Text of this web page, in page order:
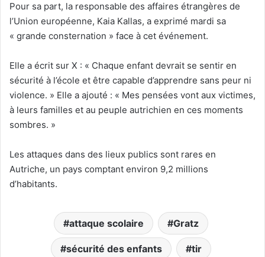
Pour sa part, la responsable des affaires étrangères de
l’Union européenne, Kaia Kallas, a exprimé mardi sa
« grande consternation » face à cet événement.
Elle a écrit sur X : « Chaque enfant devrait se sentir en
sécurité à l’école et être capable d’apprendre sans peur ni
violence. » Elle a ajouté : « Mes pensées vont aux victimes,
à leurs familles et au peuple autrichien en ces moments
sombres. »
Les attaques dans des lieux publics sont rares en
Autriche, un pays comptant environ 9,2 millions
d’habitants.
attaque scolaire Gratz
sécurité des enfants tir